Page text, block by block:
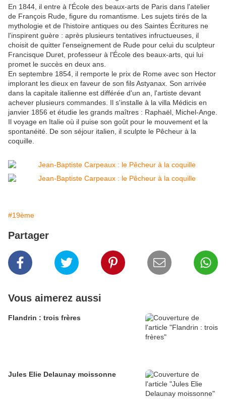
En 1844, il entre à l'École des beaux-arts de Paris dans l'atelier
de François Rude, figure du romantisme. Les sujets tirés de la
mythologie et de l'histoire antiques ou des Saintes Écritures ne
l'inspirent guère : après plusieurs tentatives infructueuses, il
choisit de quitter l'enseignement de Rude pour celui du sculpteur
Francisque Duret, professeur à l'École des beaux-arts, qui lui
promet le succès en deux ans.
En septembre 1854, il remporte le prix de Rome avec son Hector
implorant les dieux en faveur de son fils Astyanax. Son arrivée
dans la capitale italienne est différée d'un an, l'artiste devant
achever plusieurs commandes. Il s'installe à la villa Médicis en
janvier 1856 et étudie les grands maîtres : Raphaël, Michel-Ange.
Il voyage en Italie où il puise son goût pour le mouvement et la
spontanéité. De son séjour italien, il sculpte le Pêcheur à la
coquille.
#19ème
Partager
Vous aimerez aussi
Flandrin : trois frères
Jules Elie Delaunay moissonne